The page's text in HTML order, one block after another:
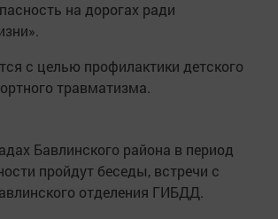
на дорогах ради
с целью профилактики детского
травматизма.
Бавлинского района в период
пройдут беседы, встречи с
отделения ГИБДД.